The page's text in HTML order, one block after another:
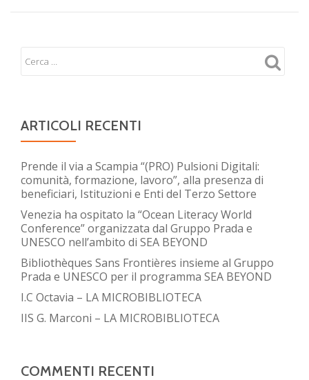
ARTICOLI RECENTI
Prende il via a Scampia “(PRO) Pulsioni Digitali:
comunità, formazione, lavoro”, alla presenza di
beneficiari, Istituzioni e Enti del Terzo Settore
Venezia ha ospitato la “Ocean Literacy World
Conference” organizzata dal Gruppo Prada e
UNESCO nell’ambito di SEA BEYOND
Bibliothèques Sans Frontières insieme al Gruppo
Prada e UNESCO per il programma SEA BEYOND
I.C Octavia – LA MICROBIBLIOTECA
IIS G. Marconi – LA MICROBIBLIOTECA
COMMENTI RECENTI